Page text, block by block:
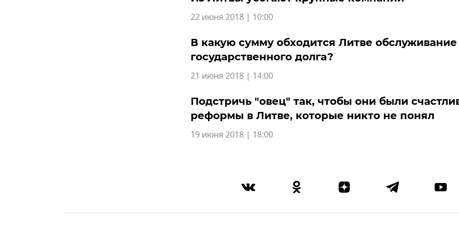
22 июня 2018 | 10:00
В какую сумму обходится Литве обслуживание
государственного долга?
21 июня 2018 | 14:00
Подстричь "овец" так, чтобы они были
реформы в Литве, которые никто не понял
19 июня 2018 | 18:00